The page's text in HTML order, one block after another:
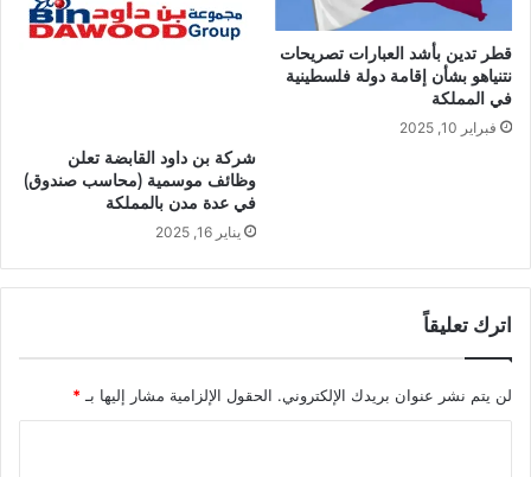
قطر تدين بأشد العبارات تصريحات
نتنياهو بشأن إقامة دولة فلسطينية
في المملكة
فبراير 10, 2025
شركة بن داود القابضة تعلن
وظائف موسمية (محاسب صندوق)
في عدة مدن بالمملكة
يناير 16, 2025
اترك تعليقاً
لن يتم نشر عنوان بريدك الإلكتروني. الحقول الإلزامية مشار إليها بـ *